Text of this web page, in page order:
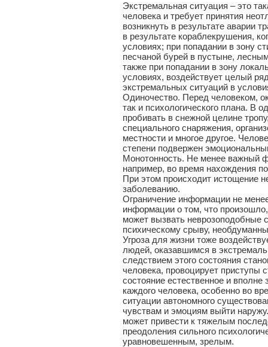
Экстремальная ситуация – это
человека и требует принятия
возникнуть в результате аварии
в результате кораблекрушения,
условиях; при попадании в зону
песчаной бурей в пустыне,
также при попадании в зону
условиях, воздействует целый
экстремальных ситуаций в
Одиночество. Перед человеком,
так и психологического плана. В
пробивать в снежной целине
специального снаряжения,
местности и многое другое.
степени подвержен
Монотонность. Не менее важный
например, во время нахождения
При этом происходит истощение
заболеванию.
Ограничение информации не
информации о том, что
может вызвать неврозоподобные
психическому срыву,
Угроза для жизни тоже
людей, оказавшимся в
следствием этого состояния
человека, провоцирует приступы
состояние естественное и
каждого человека, особенно во
ситуации автономного
чувствам и эмоциям выйти
может привести к тяжелым
преодоления сильного
уравновешенным, зрелым.